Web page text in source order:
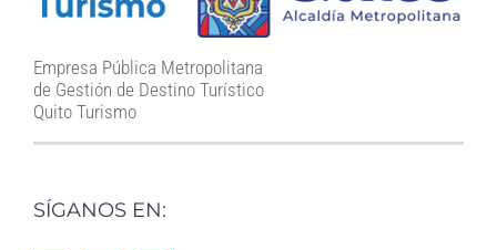
Empresa Pública Metropolitana
de Gestión de Destino Turístico
Quito Turismo
SÍGANOS EN: